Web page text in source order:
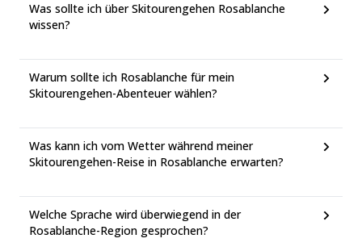
Was sollte ich über Skitourengehen Rosablanche
wissen?
Warum sollte ich Rosablanche für mein
Skitourengehen-Abenteuer wählen?
Was kann ich vom Wetter während meiner
Skitourengehen-Reise in Rosablanche erwarten?
Welche Sprache wird überwiegend in der
Rosablanche-Region gesprochen?